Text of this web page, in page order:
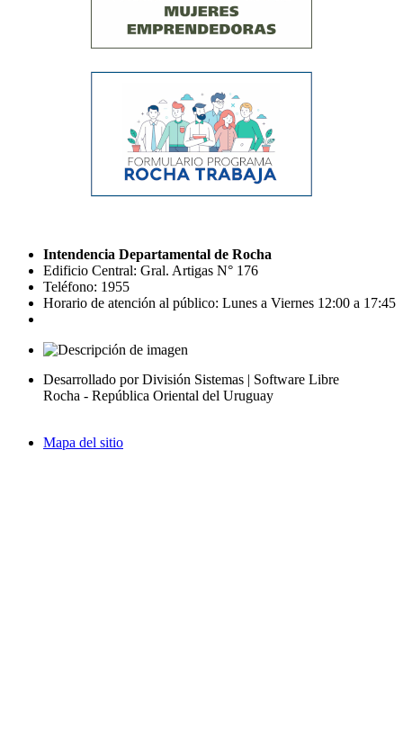
Intendencia Departamental de Rocha
Edificio Central: Gral. Artigas N° 176
Teléfono: 1955
Horario de atención al público: Lunes a Viernes 12:00 a 17:45
Desarrollado por División Sistemas | Software Libre
Rocha - República Oriental del Uruguay
Mapa del sitio